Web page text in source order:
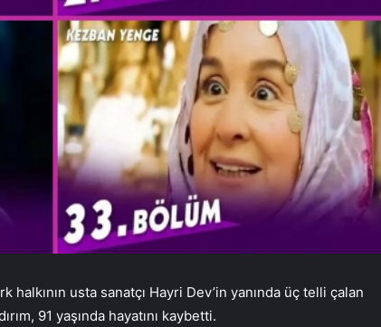
usta sanatçı Hayri Dev’in yanında üç telli çalan
91 yaşında hayatını kaybetti.